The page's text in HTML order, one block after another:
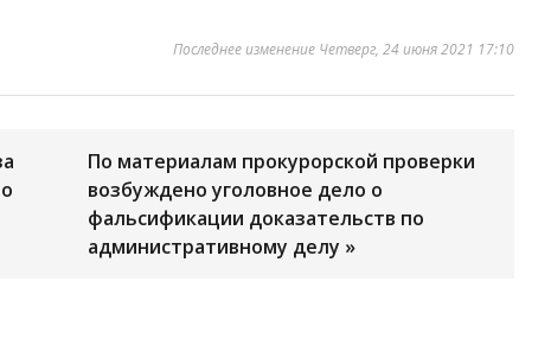
Последнее изменение Четверг, 24 июня 2021 17:10
По материалам прокурорской проверки
возбуждено уголовное дело о
фальсификации доказательств по
административному делу »